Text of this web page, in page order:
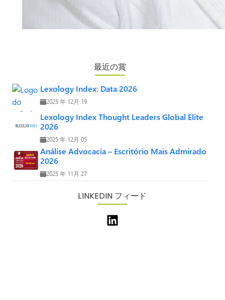
最近の賞
Lexology Index: Data 2026
2025 年 12月 19
Lexology Index Thought Leaders Global Elite
2026
2025 年 12月 05
Análise Advocacia – Escritório Mais Admirado
2026
2025 年 11月 27
LINKEDIN フィード